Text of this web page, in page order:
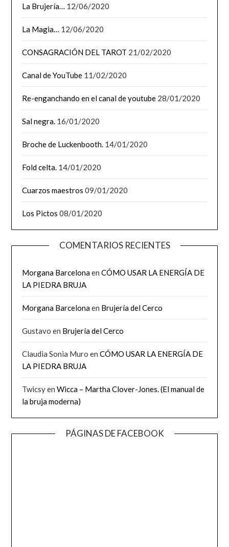
La Brujería… 12/06/2020
La Magia… 12/06/2020
CONSAGRACIÓN DEL TAROT 21/02/2020
Canal de YouTube 11/02/2020
Re-enganchando en el canal de youtube 28/01/2020
Sal negra. 16/01/2020
Broche de Luckenbooth. 14/01/2020
Fold celta. 14/01/2020
Cuarzos maestros 09/01/2020
Los Pictos 08/01/2020
COMENTARIOS RECIENTES
Morgana BarcelonaenCÓMO USAR LA ENERGÍA DE
LA PIEDRA BRUJA
Morgana Barcelonaen Brujería del Cerco
Gustavo en Brujería del Cerco
Claudia Sonia Muro enCÓMO USAR LA ENERGÍA DE
LA PIEDRA BRUJA
TwicsyenWicca – Martha Clover-Jones. (El manual de
la bruja moderna)
PÁGINAS DE FACEBOOK